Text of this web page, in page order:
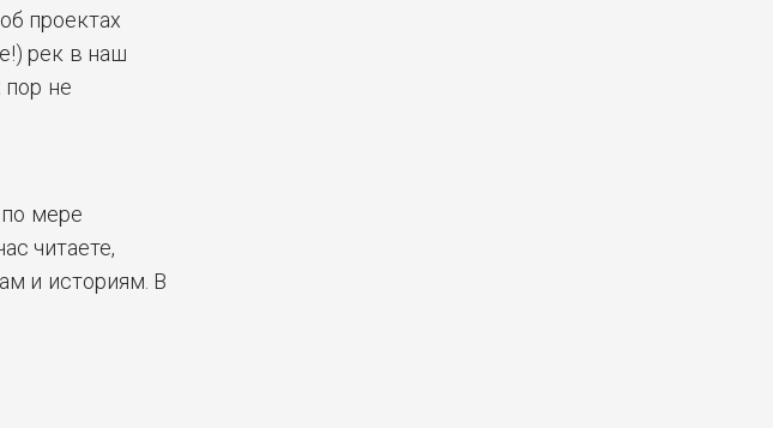
проектах
рек в наш
пор не
мере
читаете,
и историям. В